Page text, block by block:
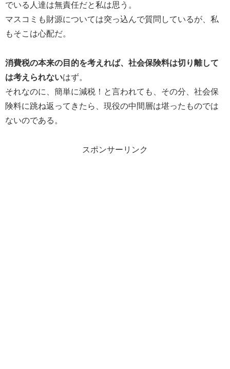
でいる人達は無責任だと私は思う。
マスコミも財源については突っ込んで質問しているが、私
もそこは心配だ。
消費税の本来の目的を考えれば、社会保険料は切り離して
は考えられないはず。
それなのに、簡単に減税！と言われても、その分、社会保
険料に跳ね返ってきたら、現役の中間層は堪ったものでは
ないのである。
スポンサーリンク